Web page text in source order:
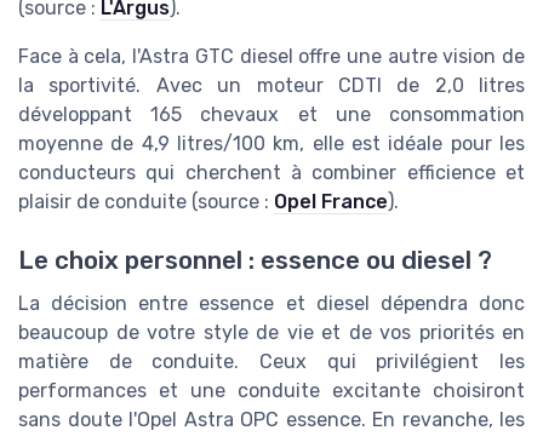
(source : L'Argus).
Face à cela, l'Astra GTC diesel offre une autre vision de
la sportivité. Avec un moteur CDTI de 2,0 litres
développant 165 chevaux et une consommation
moyenne de 4,9 litres/100 km, elle est idéale pour les
conducteurs qui cherchent à combiner efficience et
plaisir de conduite (source : Opel France).
Le choix personnel : essence ou diesel ?
La décision entre essence et diesel dépendra donc
beaucoup de votre style de vie et de vos priorités en
matière de conduite. Ceux qui privilégient les
performances et une conduite excitante choisiront
sans doute l'Opel Astra OPC essence. En revanche, les